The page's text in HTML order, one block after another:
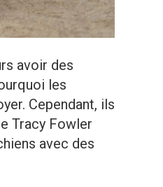
avoir des
les
Cependant, ils
Tracy Fowler
avec des